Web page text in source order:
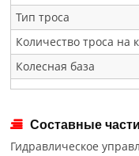
Тип троса
Количество троса на
Колесная база
Составные
Гидравлическое